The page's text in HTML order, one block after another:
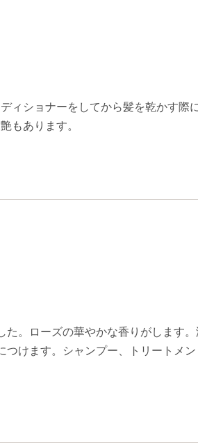
ィショナーをしてから髪を乾かす際
もあります。
。ローズの華やかな香りがします
けます。シャンプー、トリートメ